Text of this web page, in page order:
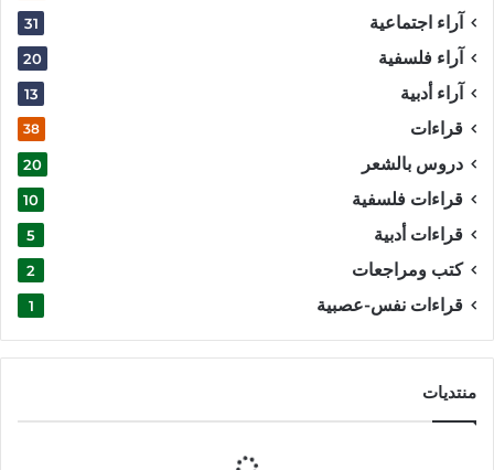
آراء اجتماعية 31
آراء فلسفية 20
آراء أدبية 13
قراءات 38
دروس بالشعر 20
قراءات فلسفية 10
قراءات أدبية 5
كتب ومراجعات 2
قراءات نفس-عصبية 1
منتديات